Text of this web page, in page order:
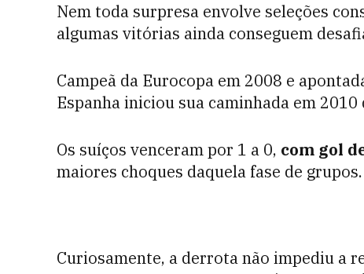
Nem toda surpresa envolve seleções
algumas vitórias ainda conseguem
Campeã da Eurocopa em 2008 e
Espanha iniciou sua caminhada em 2010
Os suíços venceram por 1 a 0, com gol
maiores choques daquela fase de grupos.
Curiosamente, a derrota não impediu a